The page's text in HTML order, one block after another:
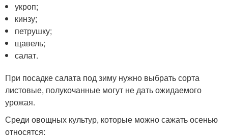
укроп;
кинзу;
петрушку;
щавель;
салат.
При посадке салата под зиму нужно выбрать сорта
листовые, полукочанные могут не дать ожидаемого
урожая.
Среди овощных культур, которые можно сажать осенью
относятся: